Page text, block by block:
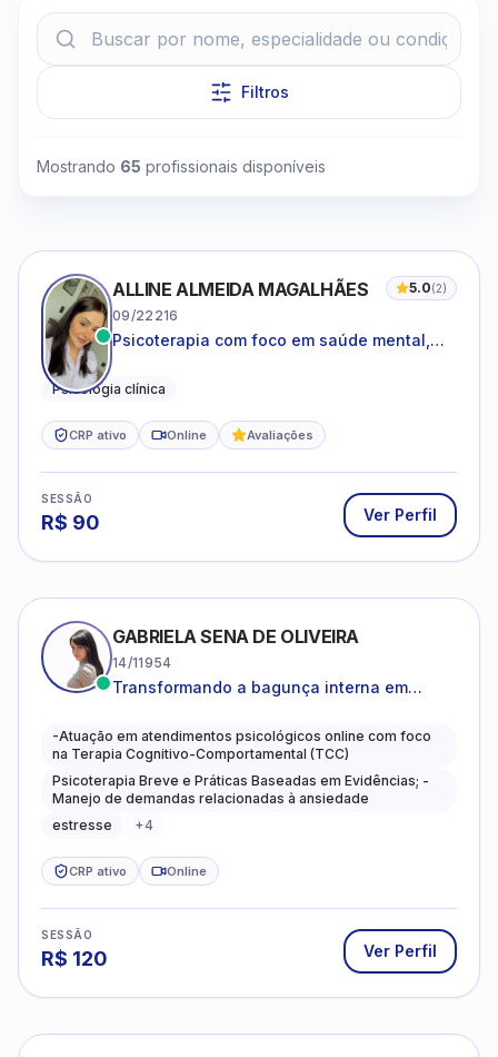
Clique para assistir
Filtros
Mostrando 65 profissionais disponíveis
ALLINE ALMEIDA MAGALHÃES 5.0(2)
09/22216
Psicoterapia com foco em saúde mental,
adolescentes e adultos.
Psicologia clínica
CRP ativo Online Avaliações
SESSÃO
R$ 90 Ver Perfil
GABRIELA SENA DE OLIVEIRA
14/11954
Transformando a bagunça interna em
caminhos mais gentis para se viver.
-Atuação em atendimentos psicológicos online com foco
na Terapia Cognitivo-Comportamental (TCC)
Psicoterapia Breve e Práticas Baseadas em Evidências; -
Manejo de demandas relacionadas à ansiedade
estresse
+4
CRP ativo Online
SESSÃO
R$ 120 Ver Perfil